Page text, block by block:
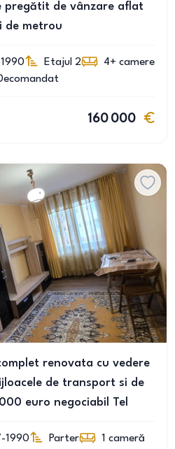
pregătit de vânzare aflat
de metrou
Etajul 2 4+ camere
160 000
renovata cu vedere
de transport si de
euro negociabil Tel
1990 Parter 1 cameră